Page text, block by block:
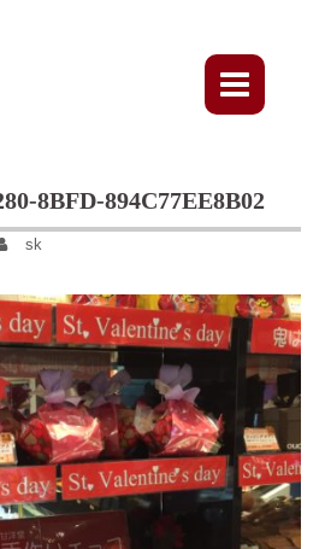
8BFD-894C77EE8B02
sk